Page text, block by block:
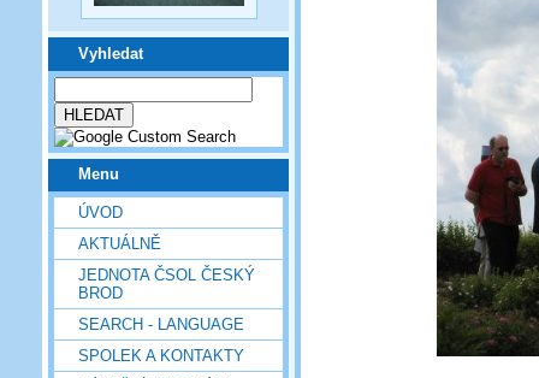
Vyhledat
Menu
ÚVOD
AKTUÁLNĚ
JEDNOTA ČSOL ČESKÝ
BROD
SEARCH - LANGUAGE
SPOLEK A KONTAKTY